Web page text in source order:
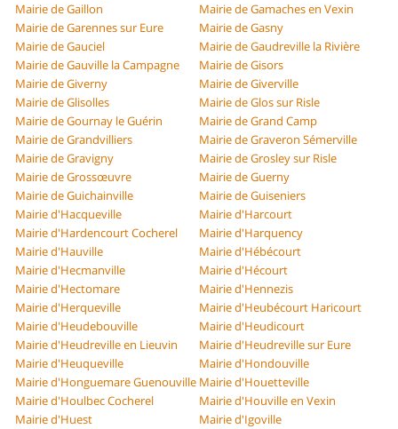
Mairie de Gaillon
Mairie de Gamaches en Vexin
Mairie de Garennes sur Eure
Mairie de Gasny
Mairie de Gauciel
Mairie de Gaudreville la Rivière
Mairie de Gauville la Campagne
Mairie de Gisors
Mairie de Giverny
Mairie de Giverville
Mairie de Glisolles
Mairie de Glos sur Risle
Mairie de Gournay le Guérin
Mairie de Grand Camp
Mairie de Grandvilliers
Mairie de Graveron Sémerville
Mairie de Gravigny
Mairie de Grosley sur Risle
Mairie de Grossœuvre
Mairie de Guerny
Mairie de Guichainville
Mairie de Guiseniers
Mairie d'Hacqueville
Mairie d'Harcourt
Mairie d'Hardencourt Cocherel
Mairie d'Harquency
Mairie d'Hauville
Mairie d'Hébécourt
Mairie d'Hecmanville
Mairie d'Hécourt
Mairie d'Hectomare
Mairie d'Hennezis
Mairie d'Herqueville
Mairie d'Heubécourt Haricourt
Mairie d'Heudebouville
Mairie d'Heudicourt
Mairie d'Heudreville en Lieuvin
Mairie d'Heudreville sur Eure
Mairie d'Heuqueville
Mairie d'Hondouville
Mairie d'Honguemare Guenouville Mairie d'Houetteville
Mairie d'Houlbec Cocherel
Mairie d'Houville en Vexin
Mairie d'Huest
Mairie d'Igoville